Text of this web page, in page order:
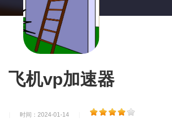
飞机vp加速器
时间：2024-01-14